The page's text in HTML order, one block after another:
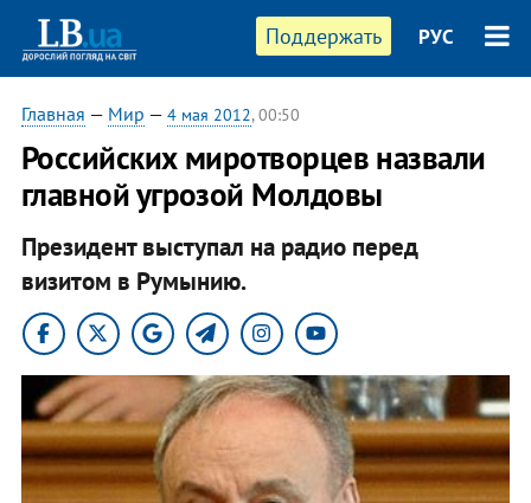
Поддержать РУС
Главная — Мир — 4 мая 2012, 00:50
Российских миротворцев назвали
главной угрозой Молдовы
Президент выступал на радио перед
визитом в Румынию.